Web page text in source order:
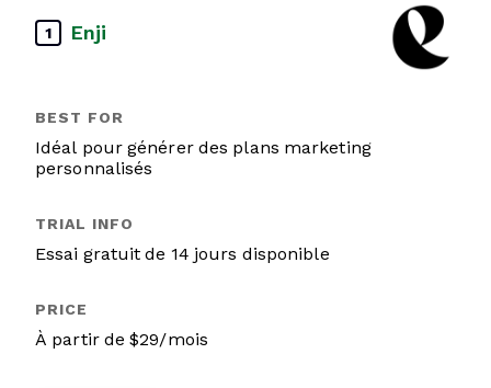
1 Enji
Idéal pour générer des plans marketing
personnalisés
Essai gratuit de 14 jours disponible
À partir de $29/mois